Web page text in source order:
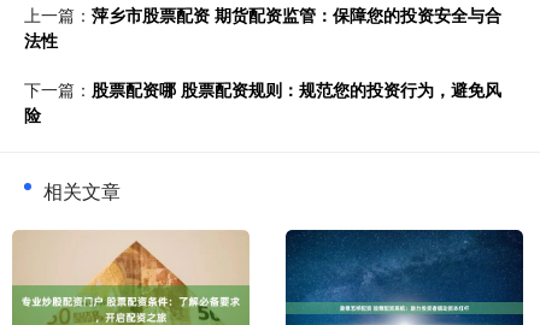
上一篇： 萍乡市股票配资 期货配资监管：保障您的投资安全与合
法性
下一篇： 股票配资哪 股票配资规则：规范您的投资行为，避免风
险
相关文章